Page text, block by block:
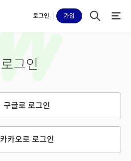
로그인 가입
로그인
구글로 로그인
카카오로 로그인